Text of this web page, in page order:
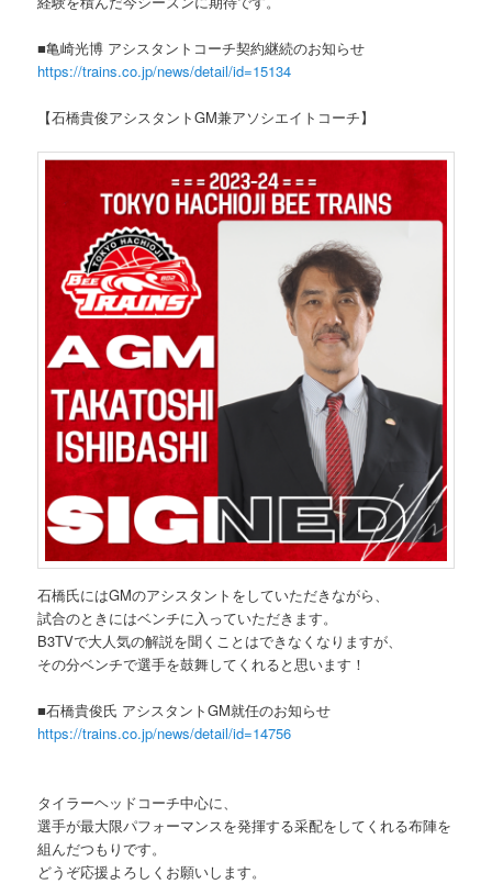
■亀崎光博 アシスタントコーチ契約継続のお知らせ
https://trains.co.jp/news/detail/id=15134
【石橋貴俊アシスタントGM兼アソシエイトコーチ】
石橋氏にはGMのアシスタントをしていただきながら、
試合のときにはベンチに入っていただきます。
B3TVで大人気の解説を聞くことはできなくなりますが、
その分ベンチで選手を鼓舞してくれると思います！
■石橋貴俊氏 アシスタントGM就任のお知らせ
https://trains.co.jp/news/detail/id=14756
タイラーヘッドコーチ中心に、
選手が最大限パフォーマンスを発揮する采配をしてくれる布陣を
組んだつもりです。
どうぞ応援よろしくお願いします。